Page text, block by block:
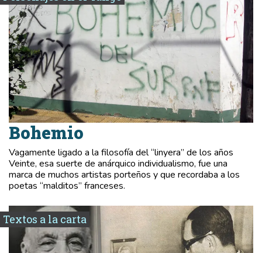
Bohemio
Vagamente ligado a la filosofía del “linyera” de los años
Veinte, esa suerte de anárquico individualismo, fue una
marca de muchos artistas porteños y que recordaba a los
poetas “malditos” franceses.
Textos a la carta